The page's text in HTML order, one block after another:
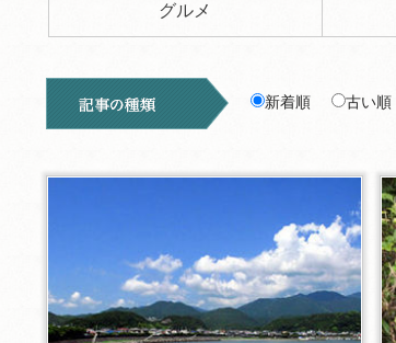
グルメ
新着順 古い順